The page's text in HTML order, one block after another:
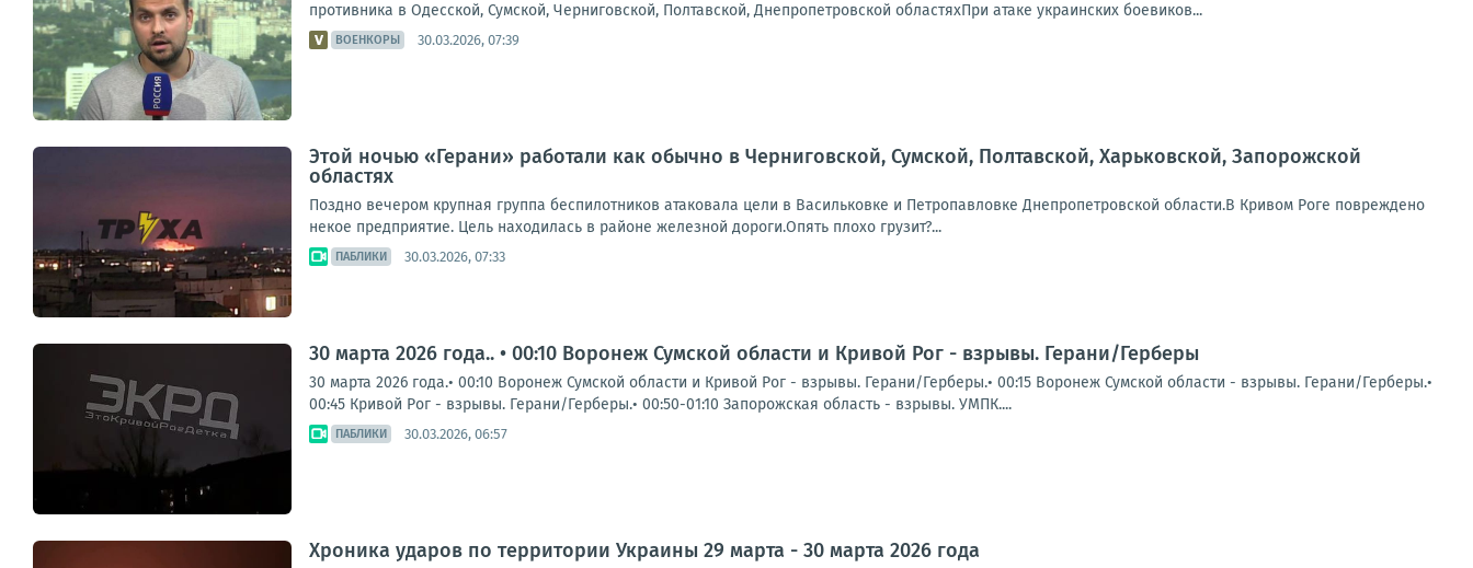
противника в Одесской, Сумской, Черниговской, Полтавской, Днепропетровской областяхПри атаке украинских боевиков...
ВОЕНКОРЫ 30.03.2026, 07:39
Этой ночью «Герани» работали как обычно в Черниговской, Сумской, Полтавской, Харьковской, Запорожской
областях
Поздно вечером крупная группа беспилотников атаковала цели в Васильковке и Петропавловке Днепропетровской области.В Кривом Роге повреждено
некое предприятие. Цель находилась в районе железной дороги.Опять плохо грузит?...
ПАБЛИКИ 30.03.2026, 07:33
30 марта 2026 года.. • 00:10 Воронеж Сумской области и Кривой Рог - взрывы. Герани/Герберы
30 марта 2026 года.• 00:10 Воронеж Сумской области и Кривой Рог - взрывы. Герани/Герберы.• 00:15 Воронеж Сумской области - взрывы. Герани/Герберы.•
00:45 Кривой Рог - взрывы. Герани/Герберы.• 00:50-01:10 Запорожская область - взрывы. УМПК....
ПАБЛИКИ 30.03.2026, 06:57
Хроника ударов по территории Украины 29 марта - 30 марта 2026 года